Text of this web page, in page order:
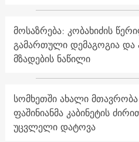
მოსაზრება: კობახიძის
გამართული დემაგოგია და
მზადების ნაწილი
სომხეთში ახალი
ფაშინიანმა კაბინეტის
უცვლელი დატოვა